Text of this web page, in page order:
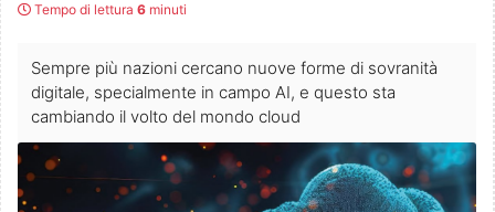
Tempo di lettura 6 minuti
Sempre più nazioni cercano nuove forme di sovranità
digitale, specialmente in campo AI, e questo sta
cambiando il volto del mondo cloud